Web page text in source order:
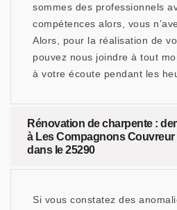
sommes des professionnels
compétences alors, vous
Alors, pour la réalisation de
pouvez nous joindre à tout
à votre écoute pendant les
Rénovation de charpente :
à Les Compagnons Couvreur
dans le 25290
Si vous constatez des